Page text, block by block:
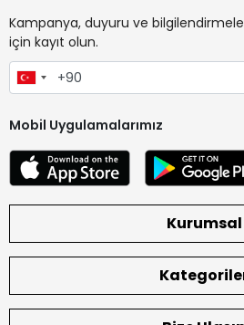
Kampanya, duyuru ve
için kayıt olun.
Mobil Uygulamalarımız
Kurumsal